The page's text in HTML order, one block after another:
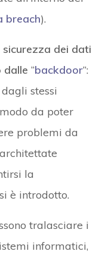
breach).
dei dati
dalle “backdoor”:
stessi
da poter
problemi da
la
è introdotto.
tralasciare i
informatici,